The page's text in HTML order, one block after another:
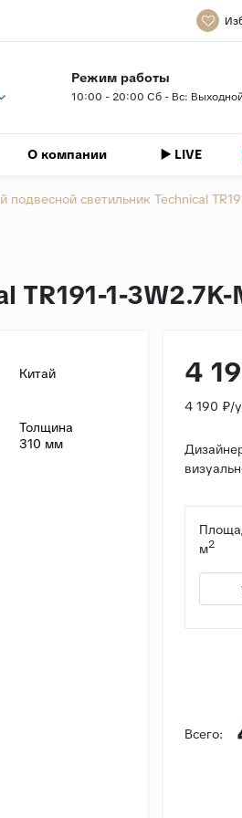
Режим работы
10:00 - 20:00 Сб - Вс:
О компании ▶️ LIVE
подвесной светильник Technical
1-3W2.7K-
Китай
Толщина
310 мм
4
4 190 ₽/
м2
Всего: